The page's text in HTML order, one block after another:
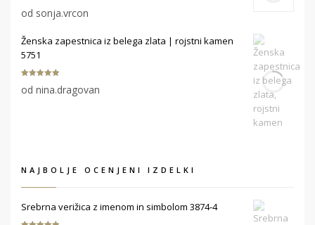
od 5
od sonja.vrcon
Ženska zapestnica iz belega zlata | rojstni kamen
5751
od 5
od nina.dragovan
NAJBOLJE OCENJENI IZDELKI
Srebrna verižica z imenom in simbolom 3874-4